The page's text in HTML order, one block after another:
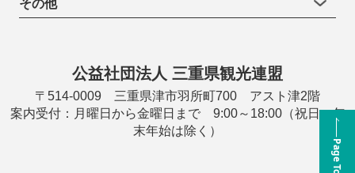
Page Top
その他
公益社団法人 三重県観光連盟
〒514-0009 三重県津市羽所町700 アスト津2階
案内受付：月曜日から金曜日まで 9:00～18:00（祝日・年
末年始は除く）